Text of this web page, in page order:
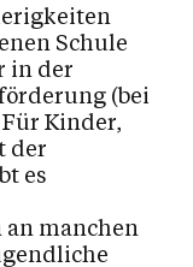
Aktionen
Schule
in der
(bei
Kinder,
der
es
manchen